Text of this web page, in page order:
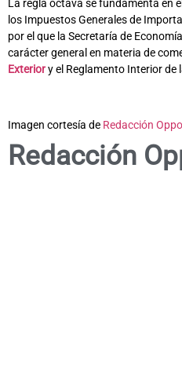
La regla octava se fundamenta en
los Impuestos Generales de
por el que la Secretaría de
carácter general en materia de
Exteriory el Reglamento Interior de
Imagen cortesía de Redacción
Redacción